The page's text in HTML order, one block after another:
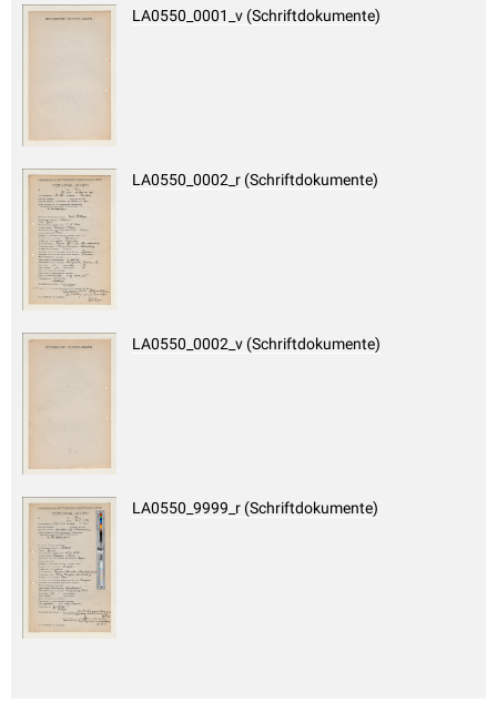
LA0550_0001_v (Schriftdokumente)
LA0550_0002_r (Schriftdokumente)
LA0550_0002_v (Schriftdokumente)
LA0550_9999_r (Schriftdokumente)